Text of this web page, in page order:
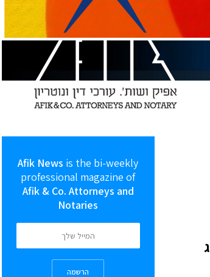
Afik News is the bi-weekly
professional magazine of
Afik & Co. Attorneys and
Notaries
הרשמה